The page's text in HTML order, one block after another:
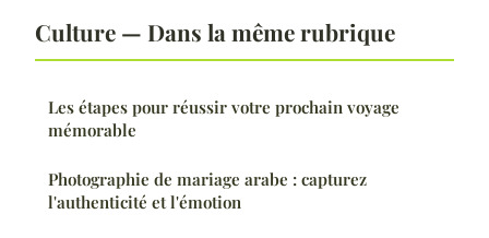
Culture — Dans la même rubrique
Les étapes pour réussir votre prochain voyage
mémorable
Photographie de mariage arabe : capturez
l'authenticité et l'émotion